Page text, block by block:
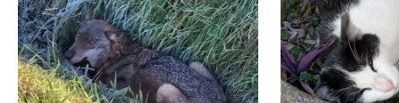
continua scoperta di ciò che mi circonda.